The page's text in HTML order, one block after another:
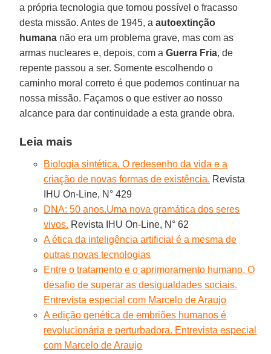
a própria tecnologia que tornou possível o fracasso
desta missão. Antes de 1945, aautoextinção
humana não era um problema grave, mas com as
armas nucleares e, depois, com aGuerra Fria, de
repente passou a ser. Somente escolhendo o
caminho moral correto é que podemos continuar na
nossa missão. Façamos o que estiver ao nosso
alcance para dar continuidade a esta grande obra.
Leia mais
Biologia sintética. O redesenho da vida e a
criação de novas formas de existência. Revista
IHU On-Line, N° 429
DNA: 50 anos.Uma nova gramática dos seres
vivos. Revista IHU On-Line, N° 62
A ética da inteligência artificial é a mesma de
outras novas tecnologias
Entre o tratamento e o aprimoramento humano. O
desafio de superar as desigualdades sociais.
Entrevista especial com Marcelo de Araujo
A edição genética de embriões humanos é
revolucionária e perturbadora. Entrevista especial
com Marcelo de Araujo